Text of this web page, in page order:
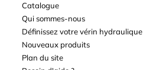
Catalogue
Qui sommes-nous
Définissez votre vérin hydraulique
Nouveaux produits
Plan du site